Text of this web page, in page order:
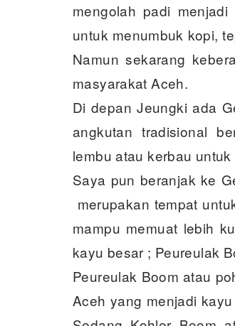
mengolah padi
untuk menumbuk kopi,
Namun sekarang
masyarakat Aceh.
Di depan Jeungki ada
angkutan tradisional
lembu atau kerbau
Saya pun beranjak ke
merupakan tempat
mampu memuat lebih
kayu besar ; Peureulak
Peureulak Boom atau
Aceh yang menjadi